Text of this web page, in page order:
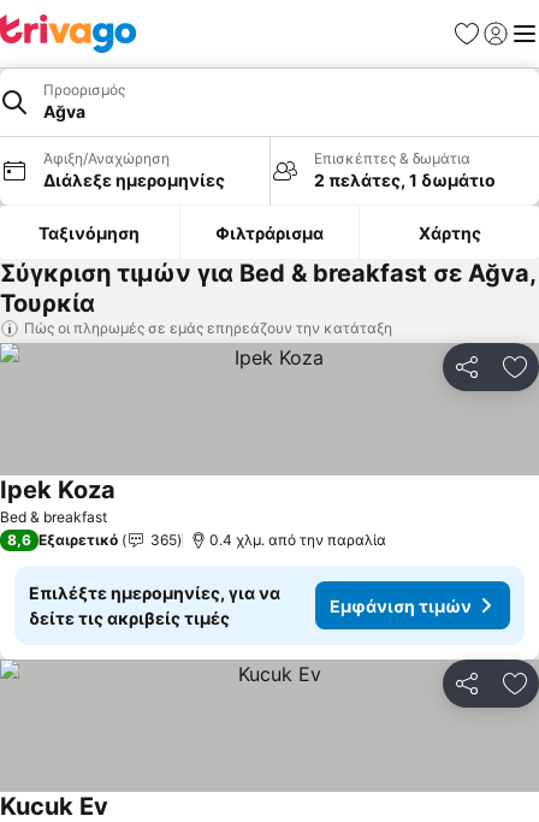
Προορισμός
Ağva
Άφιξη/Αναχώρηση
Διάλεξε ημερομηνίες
Επισκέπτες & δωμάτια
2 πελάτες, 1 δωμάτιο
Ταξινόμηση Φιλτράρισμα Χάρτης
Σύγκριση τιμών για Bed & breakfast σε Ağva,
Τουρκία
Πώς οι πληρωμές σε εμάς επηρεάζουν την κατάταξη
Bed & breakfast
Ipek Koza
8,6 Εξαιρετικό 365 0.4 χλμ. από την παραλία
Επιλέξτε ημερομηνίες, για να
δείτε τις ακριβείς τιμές
Εμφάνιση τιμών
Kucuk Ev